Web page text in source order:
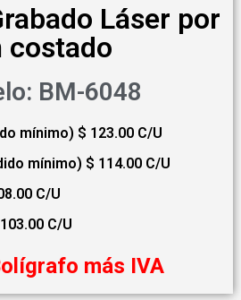
Láser por
costado
BM-6048
mínimo) $ 123.00 C/U
mínimo) $ 114.00 C/U
C/U
C/U
más IVA